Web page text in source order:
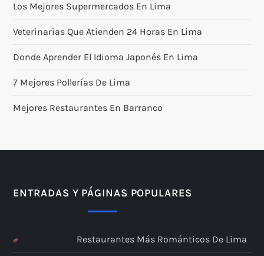
Los Mejores Supermercados En Lima
Veterinarias Que Atienden 24 Horas En Lima
Donde Aprender El Idioma Japonés En Lima
7 Mejores Pollerías De Lima
Mejores Restaurantes En Barranco
ENTRADAS Y PÁGINAS POPULARES
Restaurantes Más Románticos De Lima